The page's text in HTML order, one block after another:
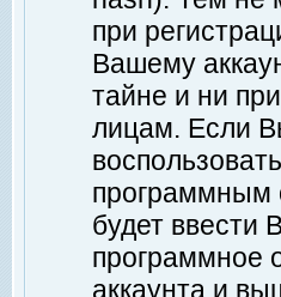
при
Вашему
тайне и ни
лицам. Если
программным
будет ввести
программное
аккаунта и